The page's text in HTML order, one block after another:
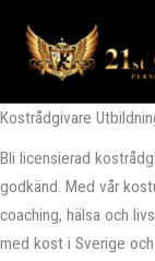
innehåll
Kostrådgivare
Bli licensierad
godkänd. Med vår
coaching, hälsa och
med kost i Sverige